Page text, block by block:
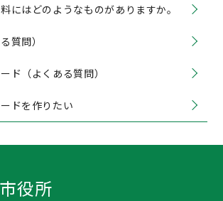
にはどのようなものがありますか。
質問）
ド（よくある質問）
ドを作りたい
役所